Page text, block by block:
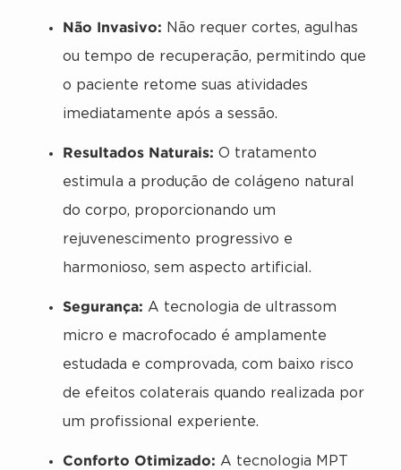
Não Invasivo: Não requer cortes, agulhas
ou tempo de recuperação, permitindo que
o paciente retome suas atividades
imediatamente após a sessão.
Resultados Naturais: O tratamento
estimula a produção de colágeno natural
do corpo, proporcionando um
rejuvenescimento progressivo e
harmonioso, sem aspecto artificial.
Segurança: A tecnologia de ultrassom
micro e macrofocado é amplamente
estudada e comprovada, com baixo risco
de efeitos colaterais quando realizada por
um profissional experiente.
Conforto Otimizado: A tecnologia MPT